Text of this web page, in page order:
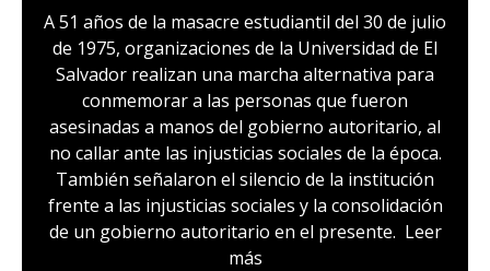
A 51 años de la masacre estudiantil del 30 de julio
de 1975, organizaciones de la Universidad de El
Salvador realizan una marcha alternativa para
conmemorar a las personas que fueron
asesinadas a manos del gobierno autoritario, al
no callar ante las injusticias sociales de la época.
También señalaron el silencio de la institución
frente a las injusticias sociales y la consolidación
de un gobierno autoritario en el presente. Leer
más